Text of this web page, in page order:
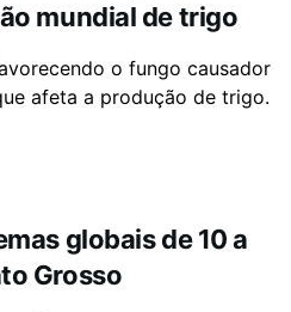
mundial de trigo
o fungo causador
afeta a produção de trigo.
globais de 10 a
Grosso